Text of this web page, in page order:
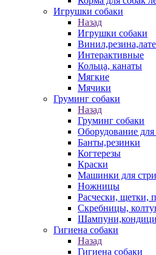
Игрушки собаки
Назад
Игрушки собаки
Интерактивные
Кольца, канаты
Мягкие
Мячики
Груминг собаки
Назад
Груминг собаки
Оборудование для
Банты,резинки
Когтерезы
Краски
Машинки для
Ножницы
Расчески, щетки,
Скребницы,
Гигиена собаки
Назад
Гигиена собаки